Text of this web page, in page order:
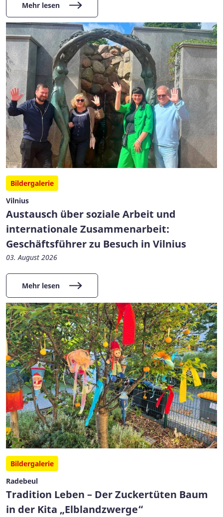
Mehr lesen
Bildergalerie
Vilnius
Austausch über soziale Arbeit und
internationale Zusammenarbeit:
Geschäftsführer zu Besuch in Vilnius
03. August 2026
Mehr lesen
Bildergalerie
Radebeul
Tradition Leben – Der Zuckertüten Baum
in der Kita „Elblandzwerge“